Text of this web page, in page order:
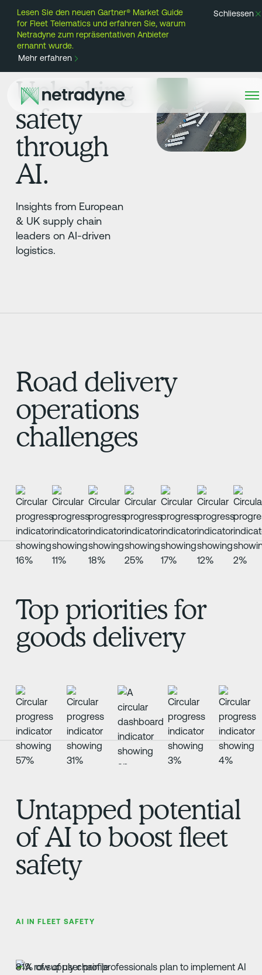
Lesen Sie den neuen Gartner® Market Guide
for Fleet Telematics und erfahren Sie, warum
Netradyne zum repräsentativen Anbieter
ernannt wurde.
Mehr erfahren
Schliessen
Unlocking
safety
through
AI.
Insights from European
& UK supply chain
leaders on AI-driven
logistics.
Road delivery
operations
challenges
Top priorities for
goods delivery
Untapped potential
of AI to boost fleet
safety
AI IN FLEET SAFETY
81% of supply chain professionals plan to implement AI